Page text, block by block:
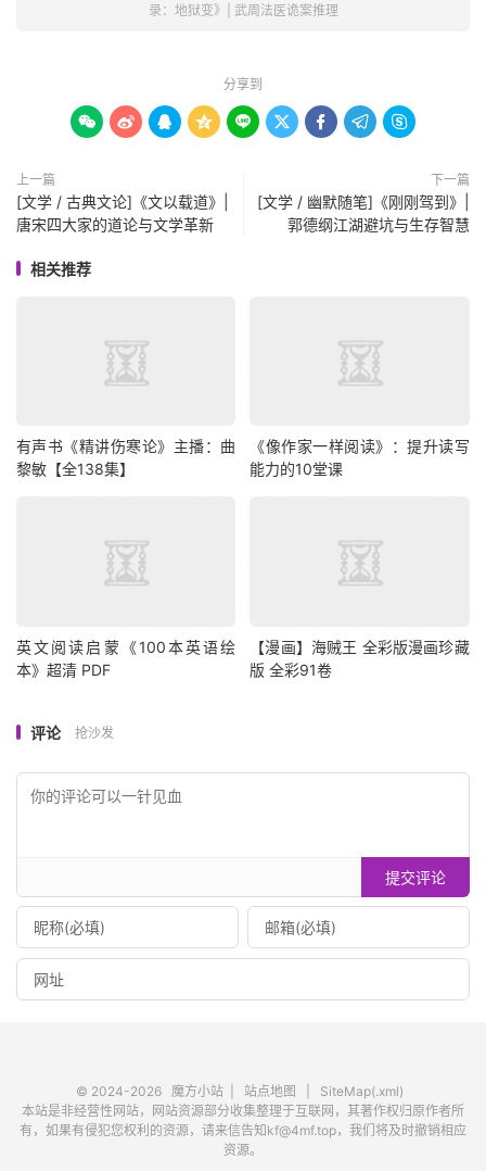
录：地狱变》| 武周法医诡案推理
分享到
        
上一篇
[文学 / 古典文论]《文以载道》|
唐宋四大家的道论与文学革新
下一篇
[文学 / 幽默随笔]《刚刚驾到》|
郭德纲江湖避坑与生存智慧
相关推荐
有声书《精讲伤寒论》主播：曲
黎敏【全138集】
《像作家一样阅读》：提升读写
能力的10堂课
英文阅读启蒙《100本英语绘
本》超清 PDF
【漫画】海贼王 全彩版漫画珍藏
版 全彩91卷
评论 抢沙发
提交评论
© 2024-2026 魔方小站 站点地图
SiteMap(.xml)
本站是非经营性网站，网站资源部分收集整理于互联网，其著作权归原作者所
有，如果有侵犯您权利的资源，请来信告知kf@4mf.top，我们将及时撤销相应
资源。